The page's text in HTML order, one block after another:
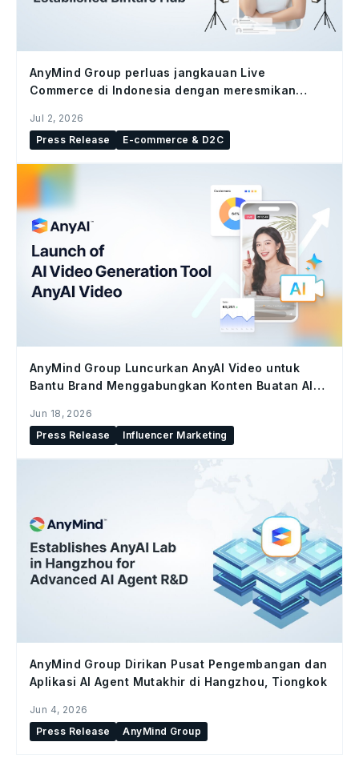
AnyMind Group perluas jangkauan Live
Commerce di Indonesia dengan meresmikan
Jul 2, 2026
Press Release
E-commerce & D2C
AnyMind Group Luncurkan AnyAI Video untuk
Bantu Brand Menggabungkan Konten Buatan AI
Jun 18, 2026
Press Release
Influencer Marketing
AnyMind Group Dirikan Pusat Pengembangan dan
Aplikasi AI Agent Mutakhir di Hangzhou, Tiongkok
Jun 4, 2026
Press Release
AnyMind Group